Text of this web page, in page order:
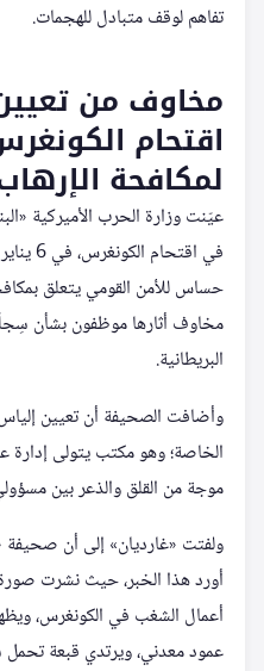
تفاهم لوقف متبادل للهجمات.
مخاوف من
اقتحام
لمكافحة
عيّنت وزارة الحرب الأميركية
حساس للأمن القومي يتعلق
مخاوف أثارها موظفون بشأن
البريطانية.
وأضافت الصحيفة أن تعيين
الخاصة؛ وهو مكتب يتولى إدارة
موجة من القلق والذعر بين
ولفتت «غارديان» إلى أن
أورد هذا الخبر، حيث نشرت
أعمال الشغب في الكونغرس،
عمود معدني، ويرتدي قبعة تحمل